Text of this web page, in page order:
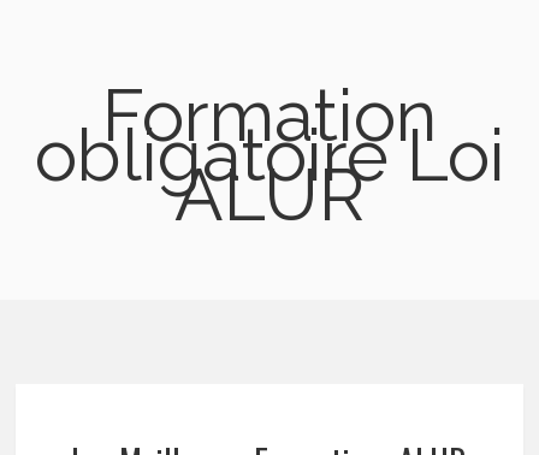
Formation
obligatoire Loi
ALUR